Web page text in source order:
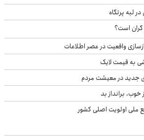
لبه پرتگاه
است؟
واقعیت در عصر اطلاعات
به قیمت لایک
جدید در معیشت مردم
خوب، برانداز بد
ملی اولویت اصلی کشور